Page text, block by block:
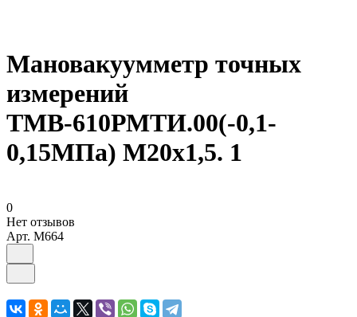
Мановакуумметр точных
измерений
ТМВ-610РМТИ.00(-0,1-
0,15МПа) М20х1,5. 1
0
Нет отзывов
Арт. M664